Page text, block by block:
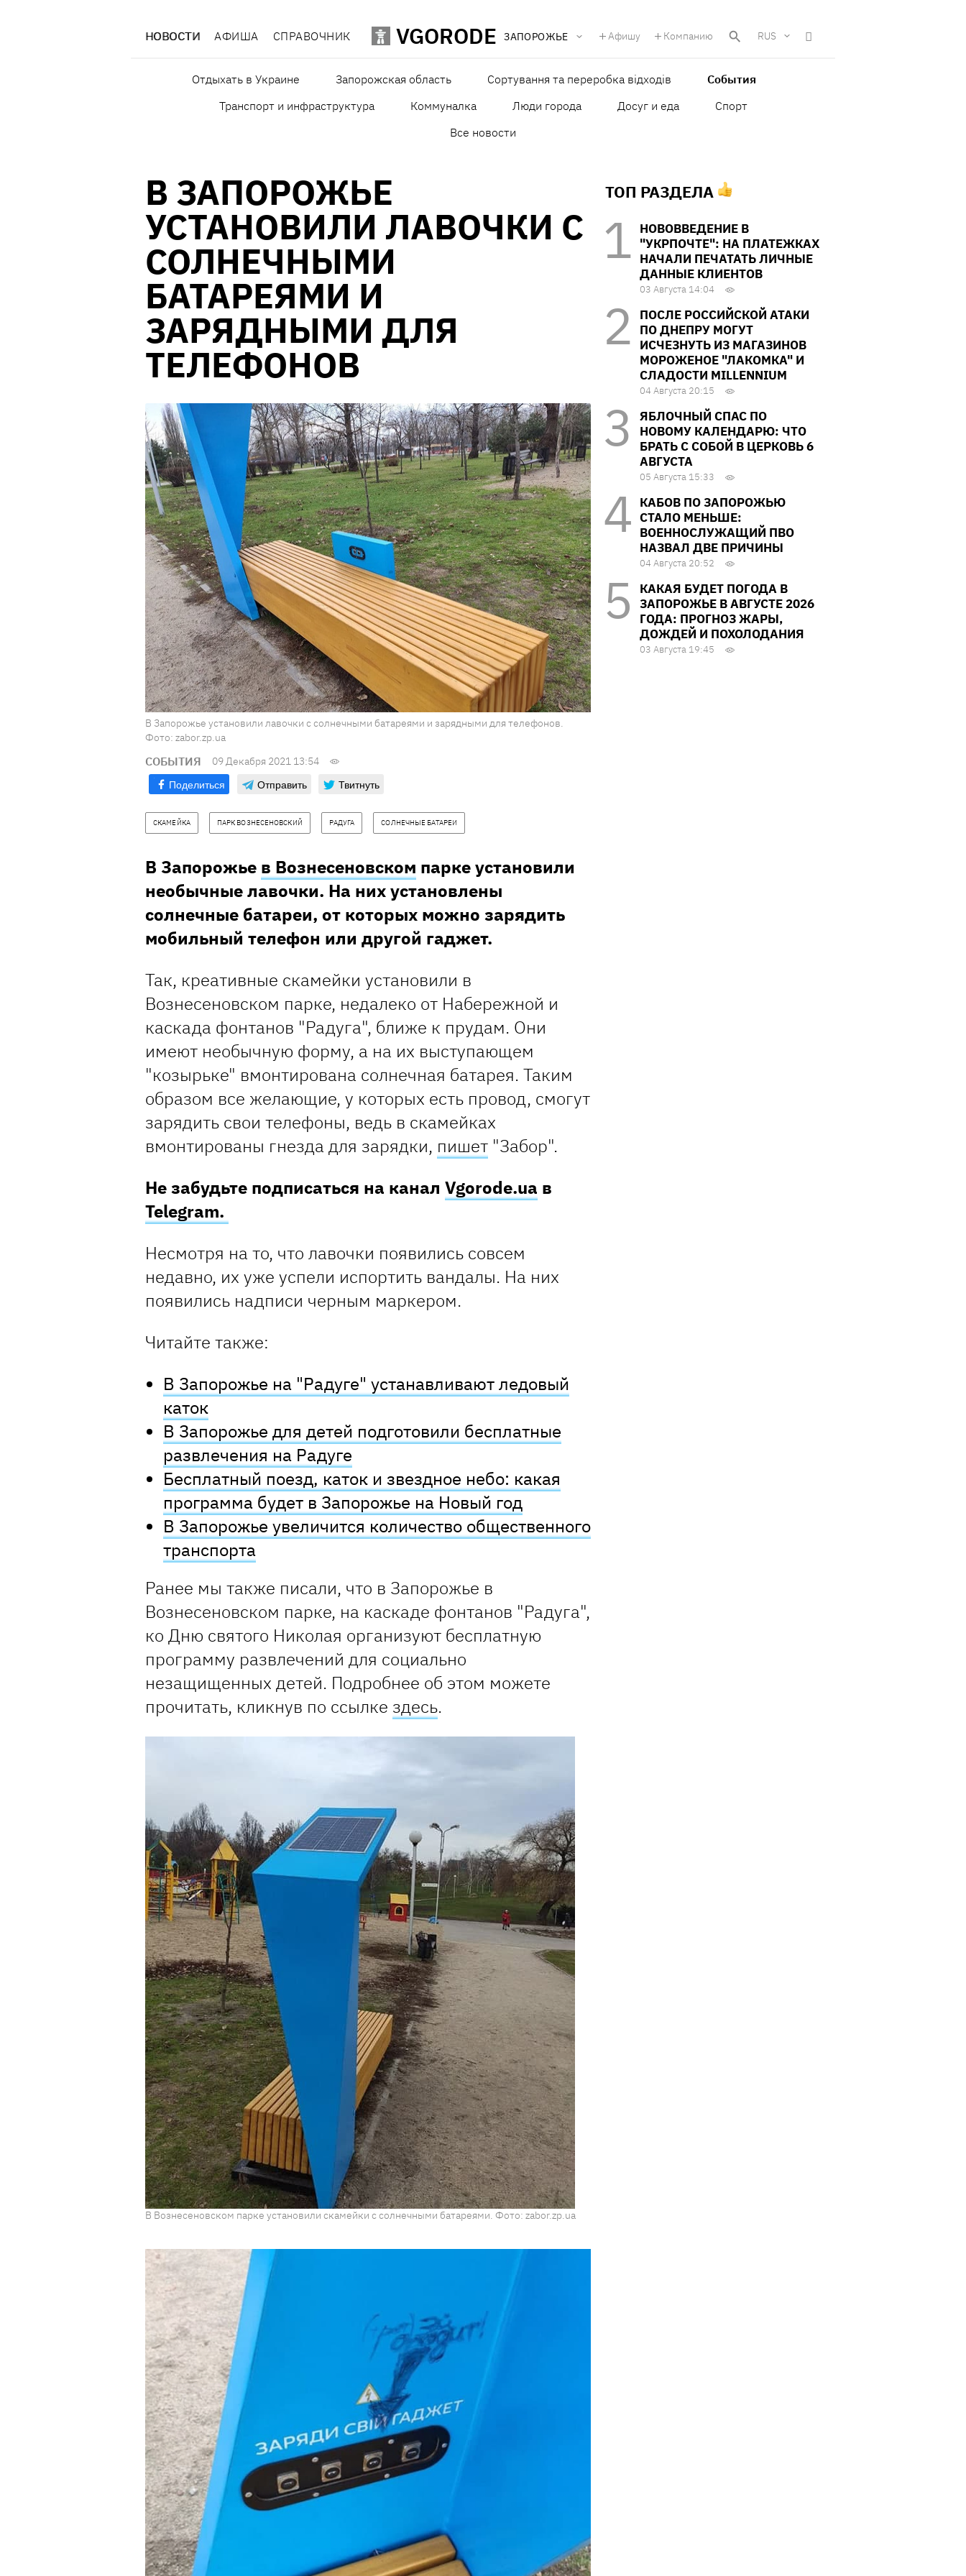
НОВОСТИ АФИША СПРАВОЧНИК VGORODE ЗАПОРОЖЬЕ Афишу Компанию RUS
Отдыхать в Украине Запорожская область Сортування та переробка відходів
События
Транспорт и инфраструктура
Коммуналка Люди города Досуг и еда
Спорт
Все новости
В ЗАПОРОЖЬЕ
УСТАНОВИЛИ ЛАВОЧКИ С
СОЛНЕЧНЫМИ
БАТАРЕЯМИ И
ЗАРЯДНЫМИ ДЛЯ
ТЕЛЕФОНОВ
В Запорожье установили лавочки с солнечными батареями и зарядными для телефонов.
Фото: zabor.zp.ua
СОБЫТИЯ 09 Декабря 2021 13:54
Поделиться Отправить Твитнуть
СКАМЕЙКА ПАРК ВОЗНЕСЕНОВСКИЙ РАДУГА СОЛНЕЧНЫЕ БАТАРЕИ
В Запорожье в Вознесеновском парке установили
необычные лавочки. На них установлены
солнечные батареи, от которых можно зарядить
мобильный телефон или другой гаджет.
Так, креативные скамейки установили в
Вознесеновском парке, недалеко от Набережной и
каскада фонтанов "Радуга", ближе к прудам. Они
имеют необычную форму, а на их выступающем
"козырьке" вмонтирована солнечная батарея. Таким
образом все желающие, у которых есть провод, смогут
зарядить свои телефоны, ведь в скамейках
вмонтированы гнезда для зарядки, пишет "Забор".
Не забудьте подписаться на канал Vgorode.ua в
Telegram.
Несмотря на то, что лавочки появились совсем
недавно, их уже успели испортить вандалы. На них
появились надписи черным маркером.
Читайте также:
В Запорожье на "Радуге" устанавливают ледовый
каток
В Запорожье для детей подготовили бесплатные
развлечения на Радуге
Бесплатный поезд, каток и звездное небо: какая
программа будет в Запорожье на Новый год
В Запорожье увеличится количество общественного
транспорта
Ранее мы также писали, что в Запорожье в
Вознесеновском парке, на каскаде фонтанов "Радуга",
ко Дню святого Николая организуют бесплатную
программу развлечений для социально
незащищенных детей. Подробнее об этом можете
прочитать, кликнув по ссылке здесь.
В Вознесеновском парке установили скамейки с солнечными батареями. Фото: zabor.zp.ua
ТОП РАЗДЕЛА
НОВОВВЕДЕНИЕ В
"УКРПОЧТЕ": НА ПЛАТЕЖКАХ
НАЧАЛИ ПЕЧАТАТЬ ЛИЧНЫЕ
ДАННЫЕ КЛИЕНТОВ
03 Августа 14:04
ПОСЛЕ РОССИЙСКОЙ АТАКИ
ПО ДНЕПРУ МОГУТ
ИСЧЕЗНУТЬ ИЗ МАГАЗИНОВ
МОРОЖЕНОЕ "ЛАКОМКА" И
СЛАДОСТИ MILLENNIUM
04 Августа 20:15
ЯБЛОЧНЫЙ СПАС ПО
НОВОМУ КАЛЕНДАРЮ: ЧТО
БРАТЬ С СОБОЙ В ЦЕРКОВЬ 6
АВГУСТА
05 Августа 15:33
КАБОВ ПО ЗАПОРОЖЬЮ
СТАЛО МЕНЬШЕ:
ВОЕННОСЛУЖАЩИЙ ПВО
НАЗВАЛ ДВЕ ПРИЧИНЫ
04 Августа 20:52
КАКАЯ БУДЕТ ПОГОДА В
ЗАПОРОЖЬЕ В АВГУСТЕ 2026
ГОДА: ПРОГНОЗ ЖАРЫ,
ДОЖДЕЙ И ПОХОЛОДАНИЯ
03 Августа 19:45